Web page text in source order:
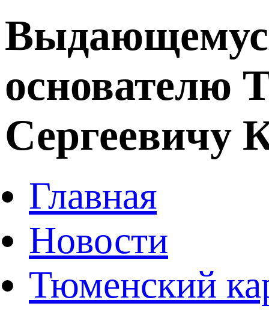
основателю
Сергеевичу
Главная
Новости
Тюменский